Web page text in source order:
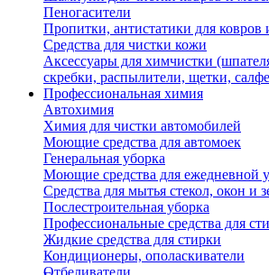
Пеногасители
Пропитки, антистатики для ковров
Средства для чистки кожи
Аксессуары для химчистки
скребки, распылители, щетки,
Профессиональная химия
Автохимия
Химия для чистки автомобилей
Моющие средства для автомоек
Генеральная уборка
Моющие средства для ежедневной
Средства для мытья стекол, окон и
Послестроительная уборка
Профессиональные средства для
Жидкие средства для стирки
Кондиционеры, ополаскиватели
Отбеливатели